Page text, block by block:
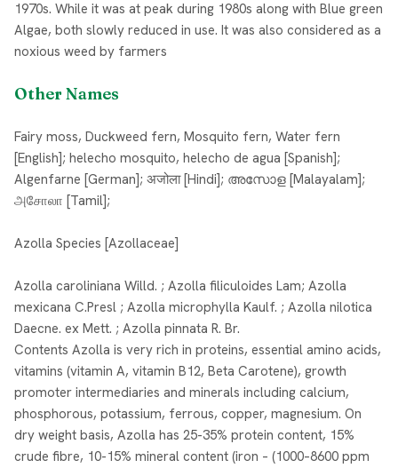
1970s. While it was at peak during 1980s along with Blue green
Algae, both slowly reduced in use. It was also considered as a
noxious weed by farmers
Other Names
Fairy moss, Duckweed fern, Mosquito fern, Water fern
[English]; helecho mosquito, helecho de agua [Spanish];
Algenfarne [German]; अजोला [Hindi]; അസോള [Malayalam];
அசோலா [Tamil];
Azolla Species [Azollaceae]
Azolla caroliniana Willd. ; Azolla filiculoides Lam; Azolla
mexicana C.Presl ; Azolla microphylla Kaulf. ; Azolla nilotica
Daecne. ex Mett. ; Azolla pinnata R. Br.
Contents Azolla is very rich in proteins, essential amino acids,
vitamins (vitamin A, vitamin B12, Beta Carotene), growth
promoter intermediaries and minerals including calcium,
phosphorous, potassium, ferrous, copper, magnesium. On
dry weight basis, Azolla has 25-35% protein content, 15%
crude fibre, 10-15% mineral content (iron – (1000–8600 ppm